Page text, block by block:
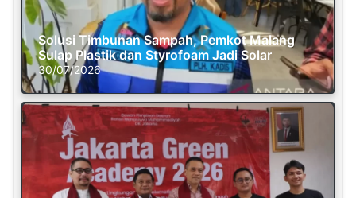
Solusi Timbunan Sampah, Pemkot Malang
Sulap Plastik dan Styrofoam Jadi Solar
30/07/2026